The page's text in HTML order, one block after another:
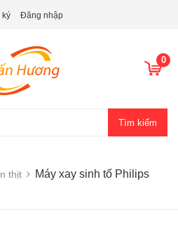
ký Đăng nhập
0
Tìm kiếm
thịt
Máy xay sinh tố Philips